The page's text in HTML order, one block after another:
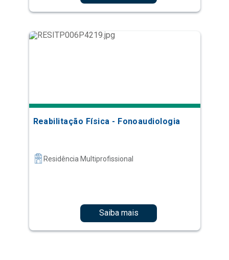
Reabilitação Física - Fonoaudiologia
Residência Multiprofissional
Saiba mais